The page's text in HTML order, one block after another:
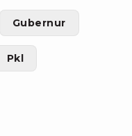
Gubernur
Pkl